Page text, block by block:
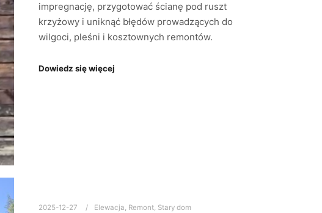
impregnację, przygotować ścianę pod ruszt
krzyżowy i uniknąć błędów prowadzących do
wilgoci, pleśni i kosztownych remontów.
Dowiedz się więcej
2025-12-27 Elewacja, Remont, Stary dom